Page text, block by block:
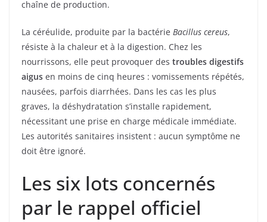
chaîne de production.
La céréulide, produite par la bactérie Bacillus cereus,
résiste à la chaleur et à la digestion. Chez les
nourrissons, elle peut provoquer des troubles digestifs
aigus en moins de cinq heures : vomissements répétés,
nausées, parfois diarrhées. Dans les cas les plus
graves, la déshydratation s’installe rapidement,
nécessitant une prise en charge médicale immédiate.
Les autorités sanitaires insistent : aucun symptôme ne
doit être ignoré.
Les six lots concernés
par le rappel officiel